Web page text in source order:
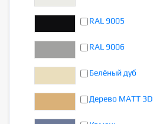
RAL 9005
RAL 9006
Белёный дуб
Дерево MATT 3D